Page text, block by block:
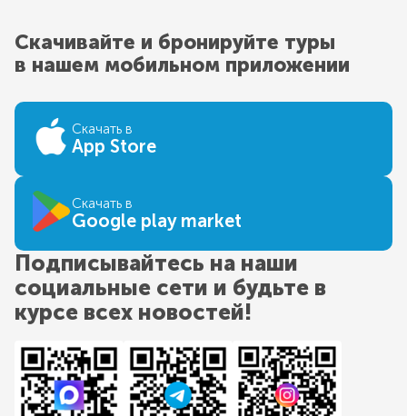
Скачивайте и бронируйте туры
в нашем мобильном приложении
Скачать в
App Store
Скачать в
Google play market
Подписывайтесь на наши
социальные сети и будьте в
курсе всех новостей!